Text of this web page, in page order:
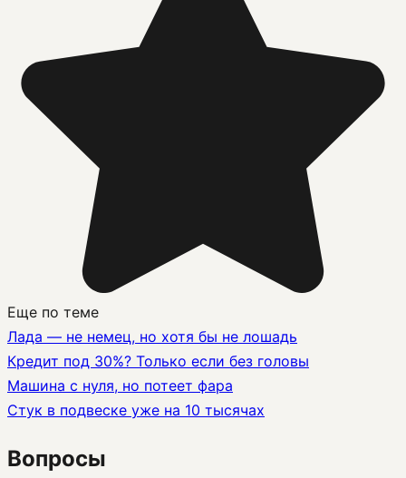
Еще по теме
Лада — не немец, но хотя бы не лошадь
Кредит под 30%? Только если без головы
Машина с нуля, но потеет фара
Стук в подвеске уже на 10 тысячах
Вопросы